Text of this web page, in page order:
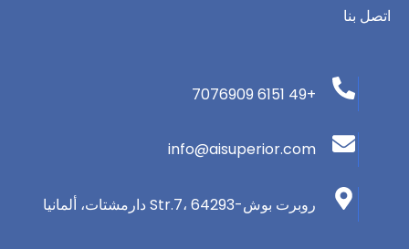
اتصل بنا
+49 6151 7076909
info@aisuperior.com
روبرت بوش-Str.7، 64293 دارمشتات، ألمانيا